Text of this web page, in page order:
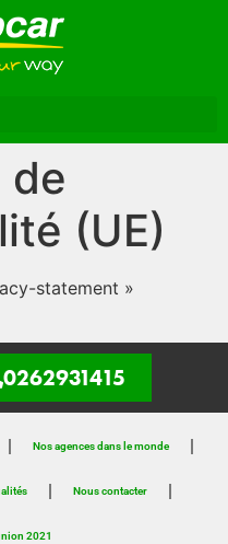
de
(UE)
statement »
0262931415
Nos agences dans le monde
Nous contacter
2021